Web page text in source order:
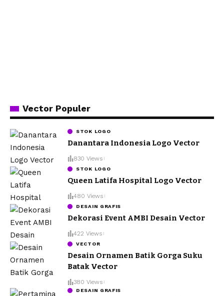
Vector Populer
STOK LOGO
Danantara Indonesia Logo Vector
830 Views
STOK LOGO
Queen Latifa Hospital Logo Vector
480 Views
DESAIN GRAFIS
Dekorasi Event AMBI Desain Vector
422 Views
VECTOR
Desain Ornamen Batik Gorga Suku
Batak Vector
380 Views
DESAIN GRAFIS